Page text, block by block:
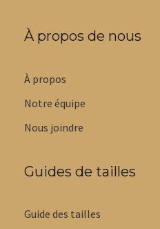
À propos de nous
À propos
Notre équipe
Nous joindre
Guides de tailles
Guide des tailles